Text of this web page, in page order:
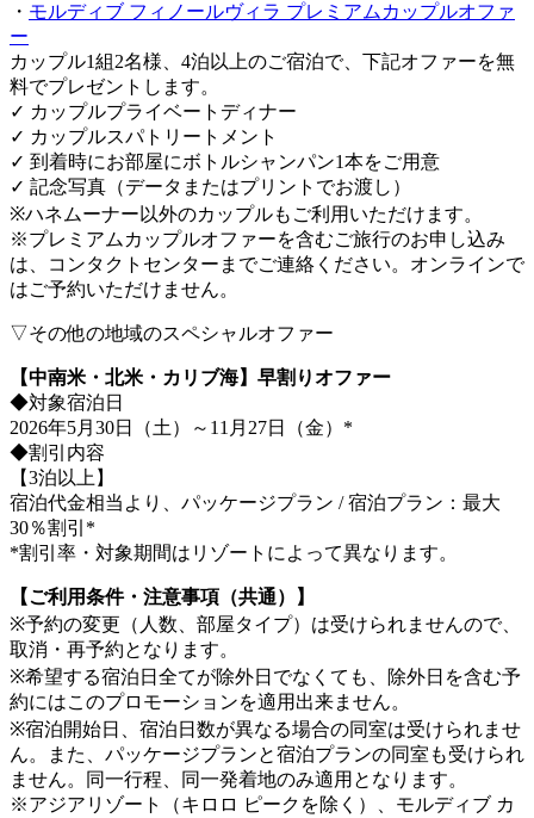
・ モルディブ フィノールヴィラ プレミアムカップルオファ
ー
カップル1組2名様、4泊以上のご宿泊で、下記オファーを無
料でプレゼントします。
✓ カップルプライベートディナー
✓ カップルスパトリートメント
✓ 到着時にお部屋にボトルシャンパン1本をご用意
✓ 記念写真（データまたはプリントでお渡し）
※ハネムーナー以外のカップルもご利用いただけます。
※プレミアムカップルオファーを含むご旅行のお申し込み
は、コンタクトセンターまでご連絡ください。オンラインで
はご予約いただけません。
▽その他の地域のスペシャルオファー
【中南米・北米・カリブ海】早割りオファー
◆対象宿泊日
2026年5月30日（土）～11月27日（金）*
◆割引内容
【3泊以上】
宿泊代金相当より、パッケージプラン / 宿泊プラン：最大
30％割引*
*割引率・対象期間はリゾートによって異なります。
【ご利用条件・注意事項（共通）】
※予約の変更（人数、部屋タイプ）は受けられませんので、
取消・再予約となります。
※希望する宿泊日全てが除外日でなくても、除外日を含む予
約にはこのプロモーションを適用出来ません。
※宿泊開始日、宿泊日数が異なる場合の同室は受けられませ
ん。また、パッケージプランと宿泊プランの同室も受けられ
ません。同一行程、同一発着地のみ適用となります。
※アジアリゾート（キロロ ピークを除く）、モルディブ カ